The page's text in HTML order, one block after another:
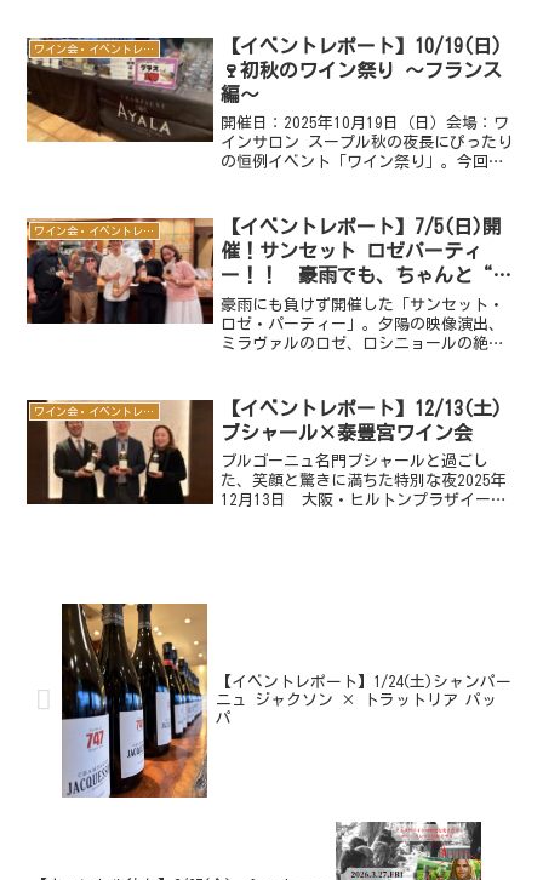
「NZワインは外せない！」という愛好家
の皆さままで、...
ワイン会・イベントレポート
【イベントレポート】10/19(日)
🍷初秋のワイン祭り ～フランス
編～
開催日：2025年10月19日（日）会場：ワ
インサロン スープル秋の夜長にぴったり
の恒例イベント「ワイン祭り」。今回は
超満席！ワインブースにもフードコーナ
ーにも行列がで...
ワイン会・イベントレポート
【イベントレポート】7/5(日)開
催！サンセット ロゼパーティ
ー！！ 豪雨でも、ちゃんと“サ
ンセット”でした。
豪雨にも負けず開催した「サンセット・
ロゼ・パーティー」。夕陽の映像演出、
ミラヴァルのロゼ、ロシニョールの絶品
夜となりました。
ワイン会・イベントレポート
【イベントレポート】12/13(土)
ブシャール×泰豊宮ワイン会
ブルゴーニュ名門ブシャールと過ごし
た、笑顔と驚きに満ちた特別な夜2025年
12月13日 大阪・ヒルトンプラザイース
【イベントレポート】1/24(土)シャンパー
ニュ ジャクソン × トラットリア パッ
パ